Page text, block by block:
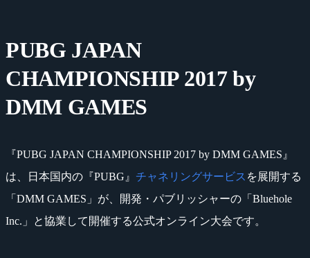
PUBG JAPAN
CHAMPIONSHIP 2017 by
DMM GAMES
『PUBG JAPAN CHAMPIONSHIP 2017 by DMM GAMES』
は、日本国内の『PUBG』 チャネリングサービス を展開する
「DMM GAMES」が、開発・パブリッシャーの「Bluehole
Inc.」と協業して開催する公式オンライン大会です。